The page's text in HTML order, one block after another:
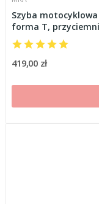
Szyba motocyklowa
forma T,
419,00 zł